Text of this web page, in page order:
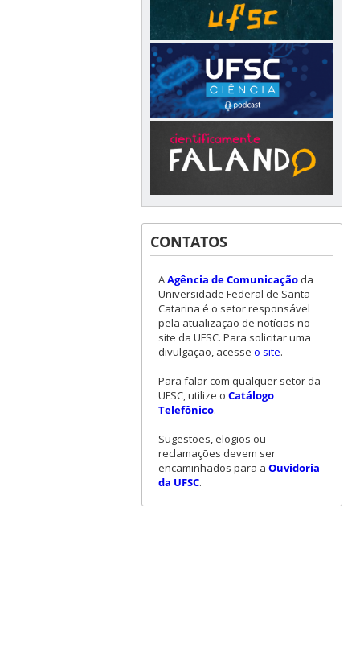
CONTATOS
AAgência de Comunicaçãoda
Universidade Federal de Santa
Catarina é o setor responsável
pela atualização de notícias no
site da UFSC. Para solicitar uma
divulgação, acesse o site.
Para falar com qualquer setor da
UFSC, utilize o Catálogo
Telefônico.
Sugestões, elogios ou
reclamações devem ser
encaminhados para a Ouvidoria
da UFSC.